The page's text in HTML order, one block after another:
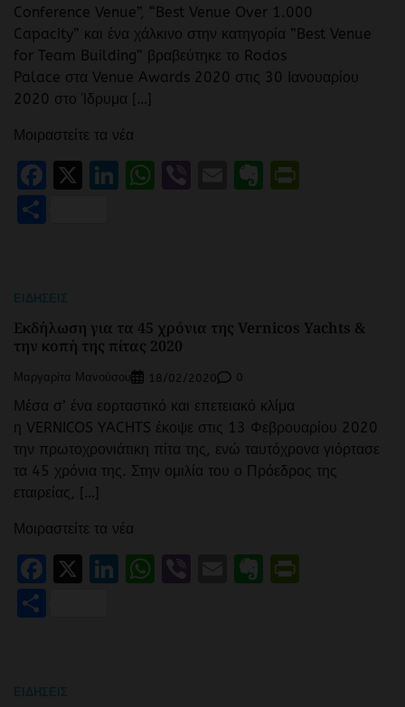
Conference Venue”, “Best Venue Over 1.000
Capacity” και ένα χάλκινο στην κατηγορία ”Best Venue
for Team Building” βραβεύτηκε το Rodos
Palace στα Venue Awards 2020 στις 30 Ιανουαρίου
2020 στο Ίδρυμα […]
Μοιραστείτε τα νέα
Facebook
X LinkedIn
WhatsApp
ViberEmailEvernote
ΕΙΔΉΣΕΙΣ
Εκδήλωση για τα 45 χρόνια της Vernicos Yachts &
την κοπή της πίτας 2020
Μαργαρίτα Μανούσου 18/02/2020 0
Μέσα σ’ ένα εορταστικό και επετειακό κλίμα
η VERNICOS YACHTS έκοψε στις 13 Φεβρουαρίου 2020
την πρωτοχρονιάτικη πίτα της, ενώ ταυτόχρονα γιόρτασε
τα 45 χρόνια της. Στην ομιλία του ο Πρόεδρος της
εταιρείας, […]
Μοιραστείτε τα νέα
Facebook
X LinkedIn
WhatsApp
ViberEmailEvernote
ΕΙΔΉΣΕΙΣ